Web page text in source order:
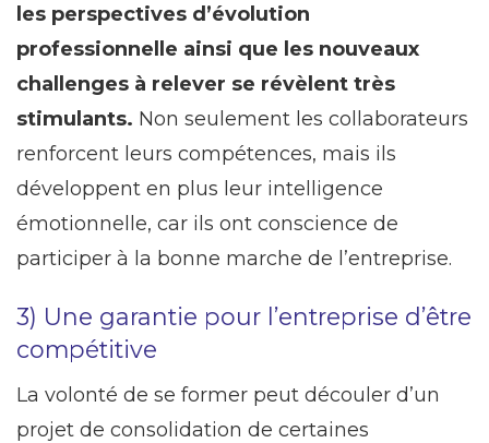
les perspectives d’évolution
professionnelle ainsi que les nouveaux
challenges à relever se révèlent très
stimulants. Non seulement les collaborateurs
renforcent leurs compétences, mais ils
développent en plus leur intelligence
émotionnelle, car ils ont conscience de
participer à la bonne marche de l’entreprise.
3) Une garantie pour l’entreprise d’être
compétitive
La volonté de se former peut découler d’un
projet de consolidation de certaines